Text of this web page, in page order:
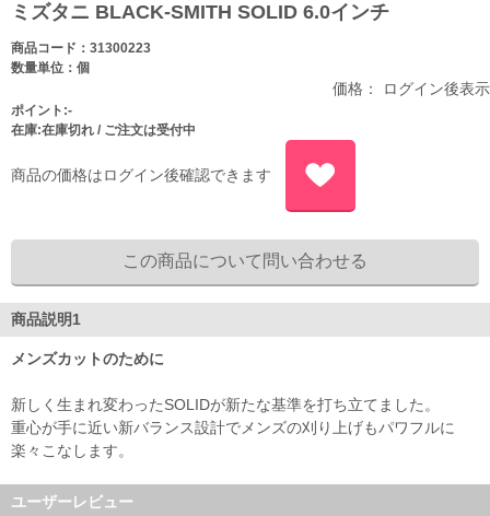
ミズタニ BLACK-SMITH SOLID 6.0インチ
商品コード：31300223
数量単位：個
価格： ログイン後表示
ポイント:-
在庫:在庫切れ / ご注文は受付中
商品の価格はログイン後確認できます
商品説明1
メンズカットのために
新しく生まれ変わったSOLIDが新たな基準を打ち立てました。
重心が手に近い新バランス設計でメンズの刈り上げもパワフルに
楽々こなします。
ユーザーレビュー